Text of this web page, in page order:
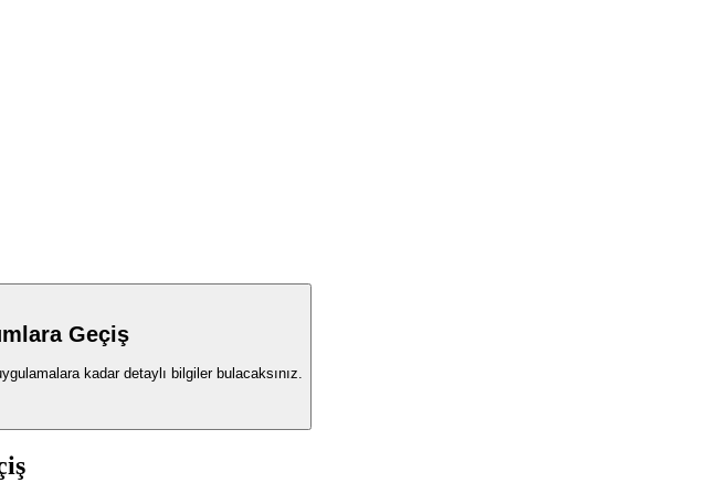
Geçiş
kadar detaylı bilgiler bulacaksınız.